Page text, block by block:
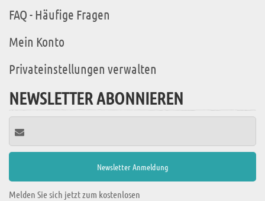
FAQ - Häufige Fragen
Mein Konto
Privateinstellungen verwalten
NEWSLETTER ABONNIEREN
Melden Sie sich jetzt zum kostenlosen